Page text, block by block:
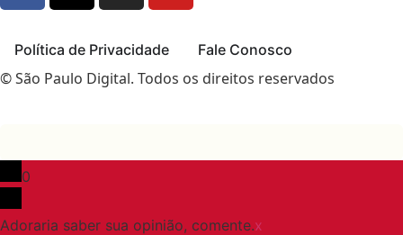
Política de Privacidade Fale Conosco
© São Paulo Digital. Todos os direitos reservados
0
Adoraria saber sua opinião, comente.x